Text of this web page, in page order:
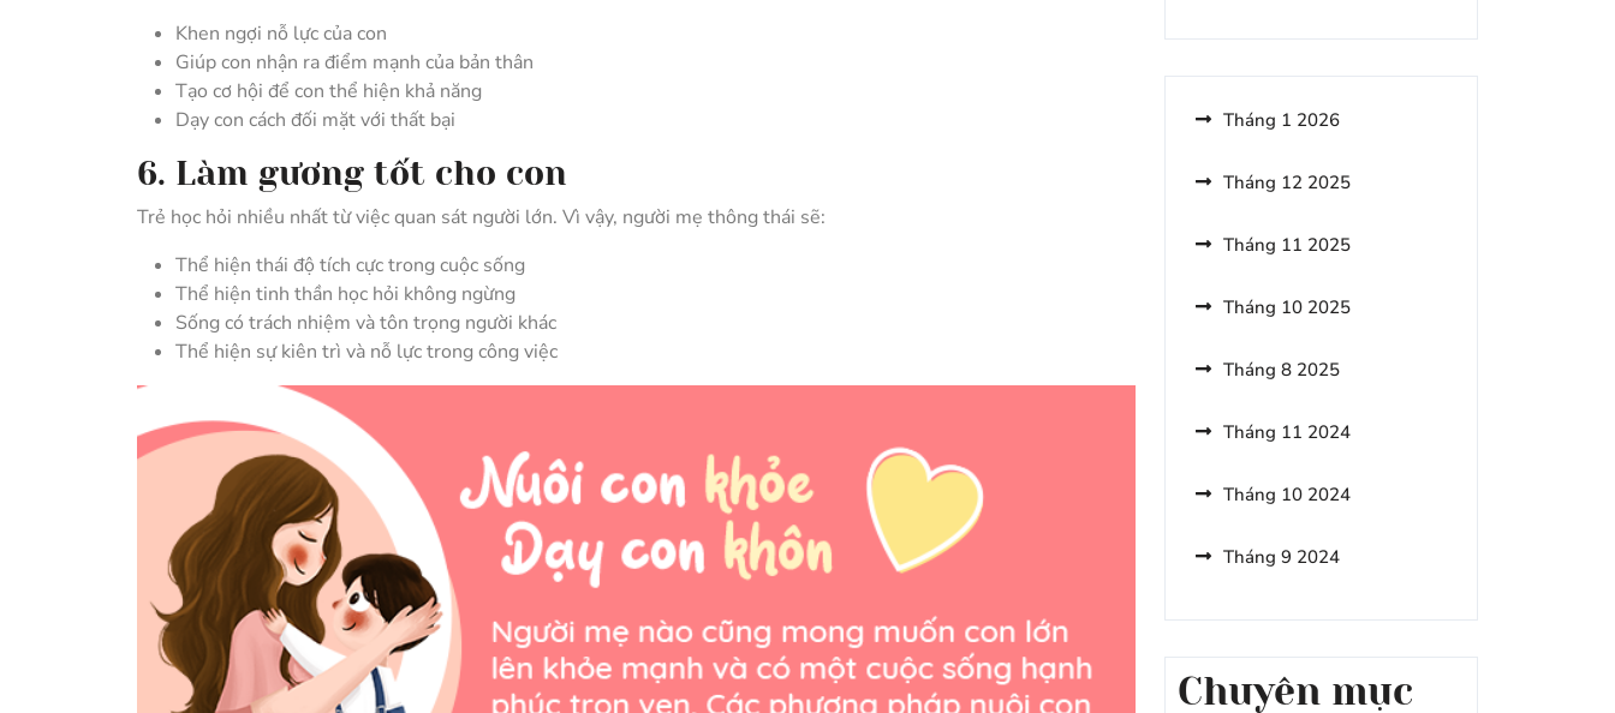
Khen ngợi nỗ lực của con
Giúp con nhận ra điểm mạnh của bản thân
Tạo cơ hội để con thể hiện khả năng
Dạy con cách đối mặt với thất bại
6. Làm gương tốt cho con
Trẻ học hỏi nhiều nhất từ việc quan sát người lớn. Vì vậy, người mẹ thông thái sẽ:
Thể hiện thái độ tích cực trong cuộc sống
Thể hiện tinh thần học hỏi không ngừng
Sống có trách nhiệm và tôn trọng người khác
Thể hiện sự kiên trì và nỗ lực trong công việc
Món
Tháng 1 2026
Tháng 12 2025
Tháng 11 2025
Tháng 10 2025
Tháng 8 2025
Tháng 11 2024
Tháng 10 2024
Tháng 9 2024
Chuyên mục